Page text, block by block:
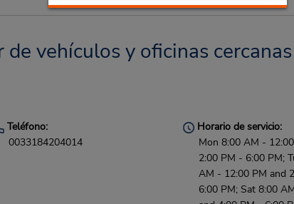
vehículos y oficinas cercanas
Teléfono:
0033184204014
Horario de servicio:
Mon 8:00 AM -
2:00 PM - 6:00 PM;
AM - 12:00 PM and
6:00 PM; Sat 8:00